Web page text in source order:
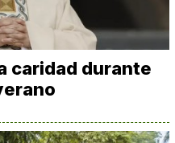
caridad durante